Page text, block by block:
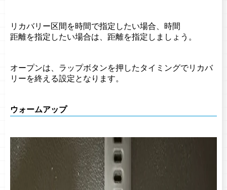
リカバリー区間を時間で指定したい場合、時間
距離を指定したい場合は、距離を指定しましょう。
オープンは、ラップボタンを押したタイミングでリカバ
リーを終える設定となります。
ウォームアップ